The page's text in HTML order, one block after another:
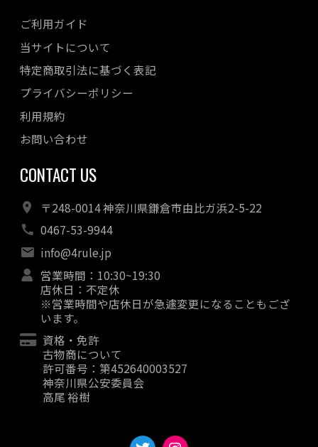
ご利用ガイド
当サイトについて
特定商取引法に基づく表記
プライバシーポリシー
利用規約
お問い合わせ
CONTACT US
〒248-0014 神奈川県鎌倉市由比ガ浜2-5-22
0467-53-9944
info@4rule.jp
営業時間：10:30~19:30
店休日：不定休
※営業時間や店休日が急遽変更になることもござ
います。
資格・免許
古物商について
許可番号：第452640003527
神奈川県公安委員会
高尾 裕樹